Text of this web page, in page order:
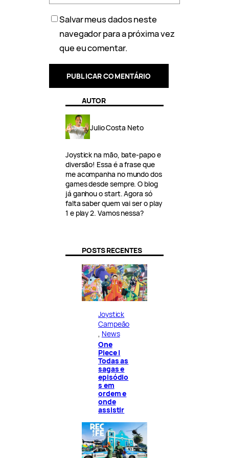
Salvar meus dados neste
navegador para a próxima vez
que eu comentar.
AUTOR
Julio Costa Neto
Joystick na mão, bate-papo e
diversão! Essa é a frase que
me acompanha no mundo dos
games desde sempre. O blog
já ganhou o start. Agora só
falta saber quem vai ser o play
1 e play 2. Vamos nessa?
POSTS RECENTES
Joystick
Campeão
News
One
Piece |
Todas as
sagas e
episódio
s em
ordem e
onde
assistir